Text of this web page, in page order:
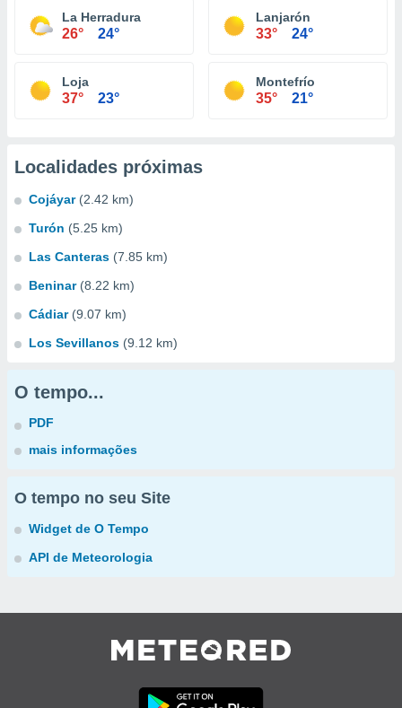
La Herradura
26° 24°
Lanjarón
33° 24°
Loja
37° 23°
Montefrío
35° 21°
Localidades próximas
Cojáyar (2.42 km)
Turón (5.25 km)
Las Canteras (7.85 km)
Beninar (8.22 km)
Cádiar (9.07 km)
Los Sevillanos (9.12 km)
O tempo...
PDF
mais informações
O tempo no seu Site
Widget de O Tempo
API de Meteorologia